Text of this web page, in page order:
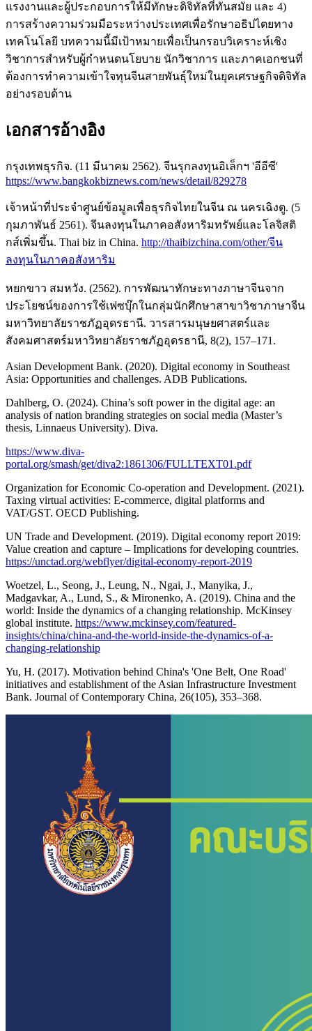
แรงงานและผู้ประกอบการให้มีทักษะดิจิทัลที่ทันสมัย และ 4)
การสร้างความร่วมมือระหว่างประเทศเพื่อรักษาอธิปไตยทาง
เทคโนโลยี บทความนี้มีเป้าหมายเพื่อเป็นกรอบวิเคราะห์เชิง
วิชาการสำหรับผู้กำหนดนโยบาย นักวิชาการ และภาคเอกชนที่
ต้องการทำความเข้าใจทุนจีนสายพันธุ์ใหม่ในยุคเศรษฐกิจดิจิทัล
อย่างรอบด้าน
เอกสารอ้างอิง
กรุงเทพธุรกิจ. (11 มีนาคม 2562). จีนรุกลงทุนอิเล็กฯ 'อีอีซี'
https://www.bangkokbiznews.com/news/detail/829278
เจ้าหน้าที่ประจำศูนย์ข้อมูลเพื่อธุรกิจไทยในจีน ณ นครเฉิงตู. (5
กุมภาพันธ์ 2561). จีนลงทุนในภาคอสังหาริมทรัพย์และโลจิสติ
กส์เพิ่มขึ้น. Thai biz in China. http://thaibizchina.com/other/จีน
ลงทุนในภาคอสังหาริม
หยกขาว สมหวัง. (2562). การพัฒนาทักษะทางภาษาจีนจาก
ประโยชน์ของการใช้เฟซบุ๊กในกลุ่มนักศึกษาสาขาวิชาภาษาจีน
มหาวิทยาลัยราชภัฏอุดรธานี. วารสารมนุษยศาสตร์และ
สังคมศาสตร์มหาวิทยาลัยราชภัฏอุดรธานี, 8(2), 157–171.
Asian Development Bank. (2020). Digital economy in Southeast
Asia: Opportunities and challenges. ADB Publications.
Dahlberg, O. (2024). China’s soft power in the digital age: an
analysis of nation branding strategies on social media (Master’s
thesis, Linnaeus University). Diva.
https://www.diva-
portal.org/smash/get/diva2:1861306/FULLTEXT01.pdf
Organization for Economic Co-operation and Development. (2021).
Taxing virtual activities: E-commerce, digital platforms and
VAT/GST. OECD Publishing.
UN Trade and Development. (2019). Digital economy report 2019:
Value creation and capture – Implications for developing countries.
https://unctad.org/webflyer/digital-economy-report-2019
Woetzel, L., Seong, J., Leung, N., Ngai, J., Manyika, J.,
Madgavkar, A., Lund, S., & Mironenko, A. (2019). China and the
world: Inside the dynamics of a changing relationship. McKinsey
global institute. https://www.mckinsey.com/featured-
insights/china/china-and-the-world-inside-the-dynamics-of-a-
changing-relationship
Yu, H. (2017). Motivation behind China's 'One Belt, One Road'
initiatives and establishment of the Asian Infrastructure Investment
Bank. Journal of Contemporary China, 26(105), 353–368.